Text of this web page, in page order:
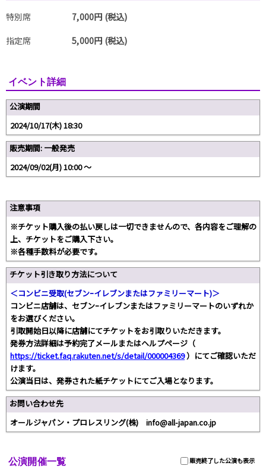
特別席
7,000円 (税込)
指定席
5,000円 (税込)
イベント詳細
公演期間
2024/10/17(木) 18:30
販売期間: 一般発売
2024/09/02(月) 10:00 〜
注意事項
※チケット購入後の払い戻しは一切できませんので、各内容をご理解の
上、チケットをご購入下さい。
※各種手数料が必要です。
チケット引き取り方法について
＜コンビニ受取(セブンｰイレブンまたはファミリーマート)＞
コンビニ店舗は、セブンｰイレブンまたはファミリーマートのいずれか
をお選びください。
引取開始日以降に店舗にてチケットをお引取りいただきます。
発券方法詳細は予約完了メールまたはヘルプページ（
https://ticket.faq.rakuten.net/s/detail/000004369）にてご確認いただ
けます。
公演当日は、発券された紙チケットにてご入場となります。
お問い合わせ先
オールジャパン・プロレスリング(株) info@all-japan.co.jp
販売終了した公演も表示
公演開催一覧